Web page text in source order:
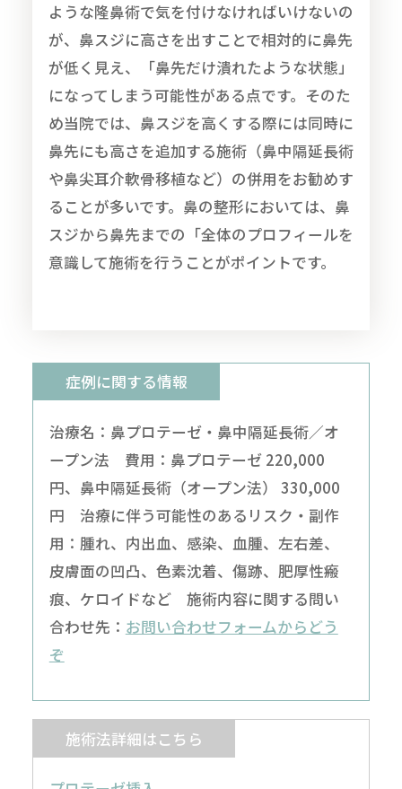
ような隆鼻術で気を付けなければいけないの
が、鼻スジに高さを出すことで相対的に鼻先
が低く見え、「鼻先だけ潰れたような状態」
になってしまう可能性がある点です。そのた
め当院では、鼻スジを高くする際には同時に
鼻先にも高さを追加する施術（鼻中隔延長術
や鼻尖耳介軟骨移植など）の併用をお勧めす
ることが多いです。鼻の整形においては、鼻
スジから鼻先までの「全体のプロフィールを
意識して施術を行うことがポイントです。
症例に関する情報
治療名：鼻プロテーゼ・鼻中隔延長術／オ
ープン法 費用：鼻プロテーゼ 220,000
円、鼻中隔延長術（オープン法） 330,000
円 治療に伴う可能性のあるリスク・副作
用：腫れ、内出血、感染、血腫、左右差、
皮膚面の凹凸、色素沈着、傷跡、肥厚性瘢
痕、ケロイドなど 施術内容に関する問い
合わせ先： お問い合わせフォームからどう
ぞ
施術法詳細はこちら